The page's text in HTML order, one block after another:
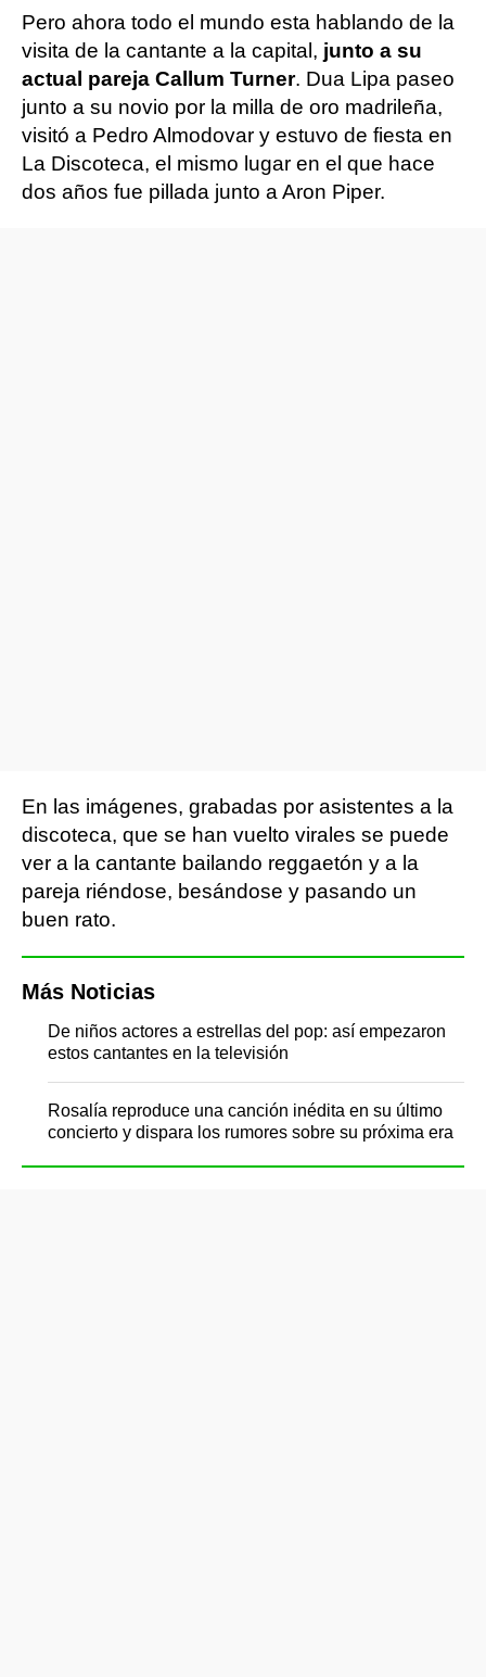
Pero ahora todo el mundo esta hablando de la
visita de la cantante a la capital, junto a su
actual pareja Callum Turner. Dua Lipa paseo
junto a su novio por la milla de oro madrileña,
visitó a Pedro Almodovar y estuvo de fiesta en
La Discoteca, el mismo lugar en el que hace
dos años fue pillada junto a Aron Piper.
En las imágenes, grabadas por asistentes a la
discoteca, que se han vuelto virales se puede
ver a la cantante bailando reggaetón y a la
pareja riéndose, besándose y pasando un
buen rato.
Más Noticias
De niños actores a estrellas del pop: así empezaron
estos cantantes en la televisión
Rosalía reproduce una canción inédita en su último
concierto y dispara los rumores sobre su próxima era